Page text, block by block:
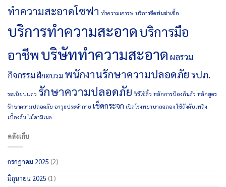
ทำความสะอาดโซฟา ทำความเคารพ บริการฉีดพ่นฆ่าเชื้อ
บริการทำความสะอาดบริการมือ
อาชีพบริษัททำความสะอาด ผลรวม
กิจกรรมฝึกอบรม พนักงานรักษาความปลอดภัย รปภ.
ระเบียบแถว รักษาความปลอดภัย วิธีใช้ดิ้ว หลักการป้องกันตัว หลักสูตร
รักษาความปลอดภัย อาวุธประจำกาย เช็ดกระจก เปิดโรงพยาบาลฉลอง ใช้ถังดับเพลิง
เบื้องต้น ไม้ลามิเนต
คลังเก็บ
กรกฎาคม 2025 (2)
มิถุนายน 2025 (1)